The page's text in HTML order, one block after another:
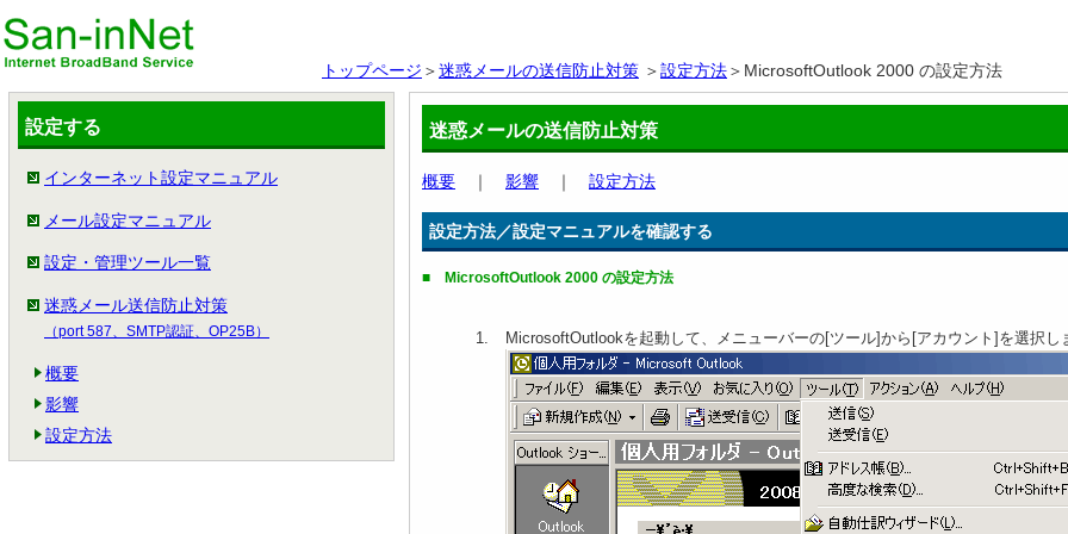
トップページ ＞迷惑メールの送信防止対策 ＞設定方法＞MicrosoftOutlook 2000 の設定方法
設定する
インターネット設定マニュアル
メール設定マニュアル
設定・管理ツール一覧
迷惑メール送信防止対策
（port 587、SMTP認証、OP25B）
概要
影響
設定方法
迷惑メールの送信防止対策
概要 ｜ 影響 ｜ 設定方法
設定方法／設定マニュアルを確認する
■ MicrosoftOutlook 2000 の設定方法
MicrosoftOutlookを起動して、メニューバーの[ツール]から[アカウント]を選択し